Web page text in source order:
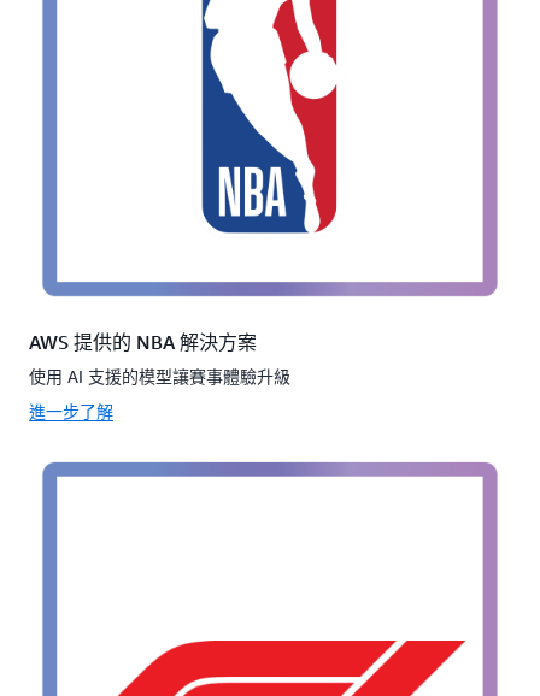
AWS 提供的 NBA 解決方案
使用 AI 支援的模型讓賽事體驗升級
進一步了解